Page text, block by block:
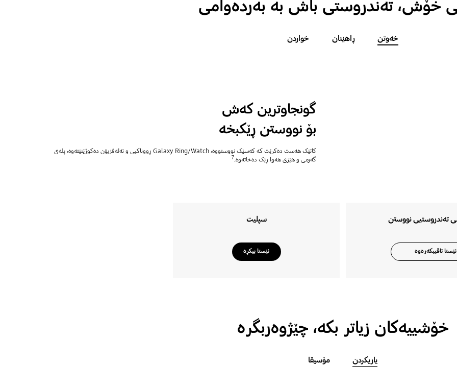
خۆش، تەندروستی باش بە بەردەوامی
خەوتن ڕاهێنان خواردن
گونجاوترین کەش
بۆ نووستن ڕێکبخە
کاتێک هەست دەکرێت کە کەسێک نووستووە، Galaxy Ring/Watch ڕووناکیی و تەلەفزیۆن دەکوژێنێتەوە، پلەی
گەرمی و هێزی هەوا ڕێک دەخاتەوە.7
تەندروستیی نووستن
ئێستا تاقیبکەرەوە
سپلیت
ئێستا بیکڕە
خۆشییەکان زیاتر بکە، چێژوەربگرە
یاریکردن مۆسیقا